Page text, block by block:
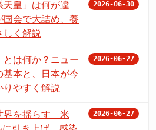
天皇」は何が違
国会で大詰め、養
しく解説
2026-06-30
とは何か？ニュー
基本と、日本が今
やすく解説
2026-06-27
界を揺らす 米
2026-06-27